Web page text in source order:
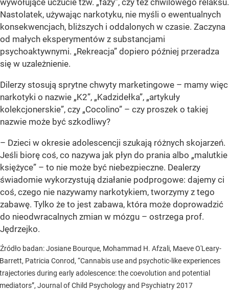
Nastolatek, używając narkotyku, nie myśli o ewentualnych
konsekwencjach, bliższych i oddalonych w czasie. Zaczyna
od małych eksperymentów z substancjami
psychoaktywnymi. „Rekreacja” dopiero później przeradza
się w uzależnienie.
Dilerzy stosują sprytne chwyty marketingowe – mamy więc
narkotyki o nazwie „K2”, „Kadzidełka”, „artykuły
kolekcjonerskie”, czy „Cocolino” – czy proszek o takiej
nazwie może być szkodliwy?
– Dzieci w okresie adolescencji szukają różnych skojarzeń.
Jeśli biorę coś, co nazywa jak płyn do prania albo „malutkie
księżyce” – to nie może być niebezpieczne. Dealerzy
świadomie wykorzystują działanie podprogowe: dajemy ci
coś, czego nie nazywamy narkotykiem, tworzymy z tego
zabawę. Tylko że to jest zabawa, która może doprowadzić
do nieodwracalnych zmian w mózgu – ostrzega prof.
Jędrzejko.
Źródło badan: Josiane Bourque, Mohammad H. Afzali, Maeve O'Leary-
Barrett, Patricia Conrod, “Cannabis use and psychotic-like experiences
trajectories during early adolescence: the coevolution and potential
mediators”, Journal of Child Psychology and Psychiatry 2017